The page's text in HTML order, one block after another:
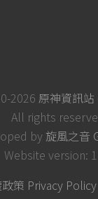
2026 原神資訊
All rights
by 旋風之音
Website version:
策 Privacy Policy